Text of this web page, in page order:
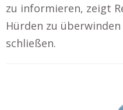
zu informieren, zeigt
Hürden zu
schließen.